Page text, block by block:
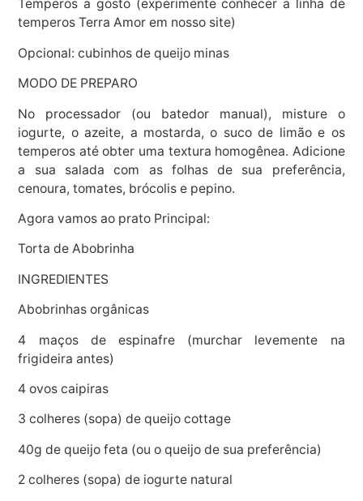
Temperos a gosto (experimente conhecer a linha de
temperos Terra Amor em nosso site)
Opcional: cubinhos de queijo minas
MODO DE PREPARO
No processador (ou batedor manual), misture o
iogurte, o azeite, a mostarda, o suco de limão e os
temperos até obter uma textura homogênea. Adicione
a sua salada com as folhas de sua preferência,
cenoura, tomates, brócolis e pepino.
Agora vamos ao prato Principal:
Torta de Abobrinha
INGREDIENTES
Abobrinhas orgânicas
4 maços de espinafre (murchar levemente na
frigideira antes)
4 ovos caipiras
3 colheres (sopa) de queijo cottage
40g de queijo feta (ou o queijo de sua preferência)
2 colheres (sopa) de iogurte natural